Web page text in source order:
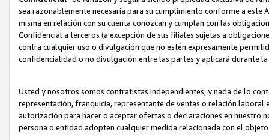
sea razonablemente necesaria para su cumplimiento conforme a
misma en relación con su cuenta conozcan y cumplan con las
Confidencial a terceros (a excepción de sus filiales sujetas a
contra cualquier uso o divulgación que no estén expresamente
confidencialidad o no divulgación entre las partes y aplicará durante
Usted y nosotros somos contratistas independientes, y nada de lo
representación, franquicia, representante de ventas o relación
autorización para hacer o aceptar ofertas o declaraciones en nuestro
persona o entidad adopten cualquier medida relacionada con el